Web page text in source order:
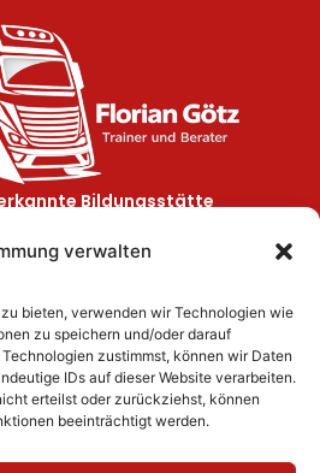
verwalten
bieten, verwenden wir Technologien wie
zu speichern und/oder darauf
zustimmst, können wir Daten
IDs auf dieser Website verarbeiten.
erteilst oder zurückziehst, können
beeinträchtigt werden.
Bildungsstätte
KONTAKT
0151 26 20 70 95
goetz.de
& Unterweisungen
Seminare